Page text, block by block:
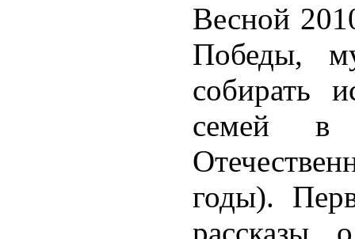
Весной
Победы,
собирать
семей в
годы).
рассказы